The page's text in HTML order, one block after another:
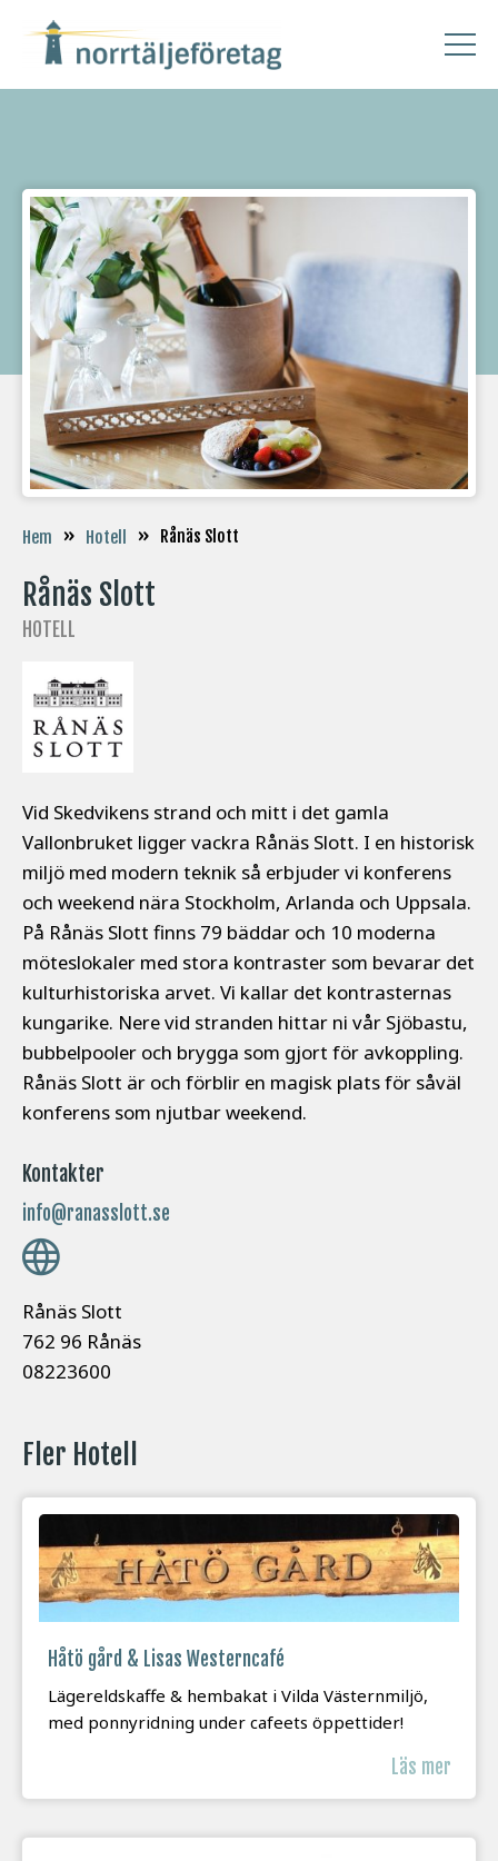
Hem » Hotell » Rånäs Slott
Rånäs Slott
HOTELL
Vid Skedvikens strand och mitt i det gamla
Vallonbruket ligger vackra Rånäs Slott. I en historisk
miljö med modern teknik så erbjuder vi konferens
och weekend nära Stockholm, Arlanda och Uppsala.
På Rånäs Slott finns 79 bäddar och 10 moderna
möteslokaler med stora kontraster som bevarar det
kulturhistoriska arvet. Vi kallar det kontrasternas
kungarike. Nere vid stranden hittar ni vår Sjöbastu,
bubbelpooler och brygga som gjort för avkoppling.
Rånäs Slott är och förblir en magisk plats för såväl
konferens som njutbar weekend.
Kontakter
info@ranasslott.se
Rånäs Slott
762 96 Rånäs
08223600
Fler Hotell
Håtö gård & Lisas Westerncafé
Lägereldskaffe & hembakat i Vilda Västernmiljö,
med ponnyridning under cafeets öppettider!
Läs mer